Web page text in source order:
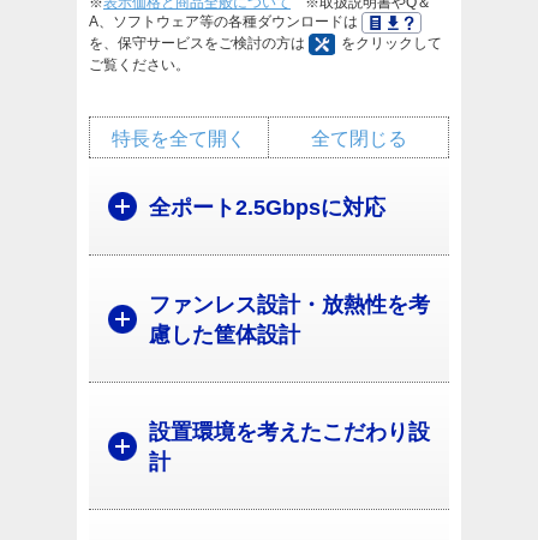
A、ソフトウェア等の各種ダウンロードは
を、保守サービスをご検討の方は
をクリックして
ご覧ください。
全て閉じる
特長を全て開く
全ポート2.5Gbpsに対応
ファンレス設計・放熱性を考
慮した筐体設計
設置環境を考えたこだわり設
計